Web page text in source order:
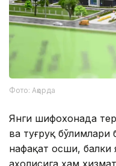
Фото: Ақорда
Янги шифохонада
ва туғруқ бўлимлари
нафақат Қосши,